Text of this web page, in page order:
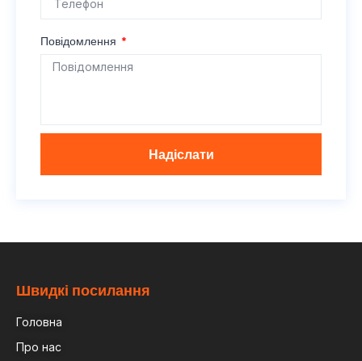
Повідомлення
Надіслати
Швидкі посилання
Головна
Про нас